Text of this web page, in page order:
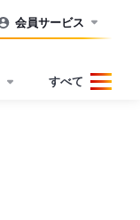
会員サービス
すべて